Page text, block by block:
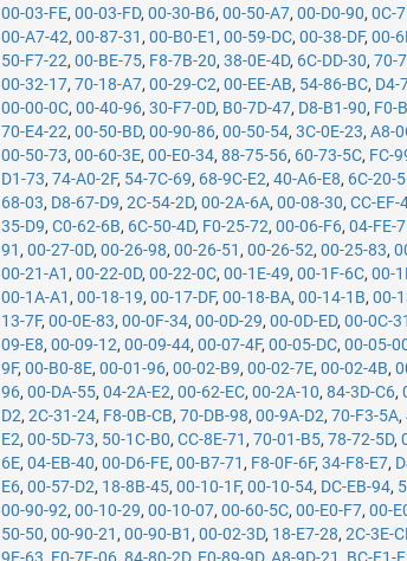
00-03-FE,00-03-FD,00-30-B6,00-50-A7,00-D0-90,0C-
00-A7-42,00-87-31 ,00-B0-E1 ,00-59-DC,00-38-DF,00-
50-F7-22,00-BE-75, F8-7B-20,38-0E-4D, 6C-DD-30,70-
00-32-17,70-18-A7,00-29-C2,00-EE-AB, 54-86-BC, D4-
00-00-0C,00-40-96,30-F7-0D, B0-7D-47, D8-B1-90, F0-
70-E4-22,00-50-BD,00-90-86,00-50-54,3C-0E-23,A8-
00-50-73,00-60-3E,00-E0-34,88-75-56, 60-73-5C, FC-
D1-73,74-A0-2F, 54-7C-69, 68-9C-E2,40-A6-E8, 6C-20-
68-03, D8-67-D9,2C-54-2D,00-2A-6A,00-08-30,CC-EF-
35-D9,C0-62-6B, 6C-50-4D, F0-25-72,00-06-F6,04-FE-
91 ,00-27-0D,00-26-98,00-26-51 ,00-26-52,00-25-83,
00-21-A1 ,00-22-0D,00-22-0C,00-1E-49,00-1F-6C,00-
00-1A-A1 ,00-18-19,00-17-DF,00-18-BA,00-14-1B,00-
13-7F,00-0E-83,00-0F-34,00-0D-29,00-0D-ED,00-0C-31
09-E8,00-09-12,00-09-44,00-07-4F,00-05-DC,00-05-
9F,00-B0-8E,00-01-96,00-02-B9,00-02-7E,00-02-4B,
96,00-DA-55,04-2A-E2,00-62-EC,00-2A-10,84-3D-C6,
D2,2C-31-24, F8-0B-CB,70-DB-98,00-9A-D2,70-F3-5A,
E2,00-5D-73, 50-1C-B0,CC-8E-71 ,70-01-B5,78-72-5D,
6E,04-EB-40,00-D6-FE,00-B7-71 , F8-0F-6F,34-F8-E7,
E6,00-57-D2, 18-8B-45,00-10-1F,00-10-54, DC-EB-94,
00-90-92,00-10-29,00-10-07,00-60-5C,00-E0-F7,00-
50-50,00-90-21 ,00-90-B1 ,00-02-3D, 18-E7-28,2C-3E-